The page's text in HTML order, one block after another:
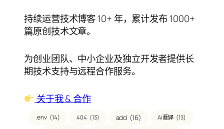
持续运营技术博客 10+ 年，累计发布 1000+
篇原创技术文章。
为创业团队、中小企业及独立开发者提供长
期技术支持与远程合作服务。
关于我 & 合作
.env (14) 404 (13) add (16) AI 翻译 (13)